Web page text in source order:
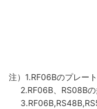
注）1.RF06Bのプレー
2.RF06B、RS08Bの